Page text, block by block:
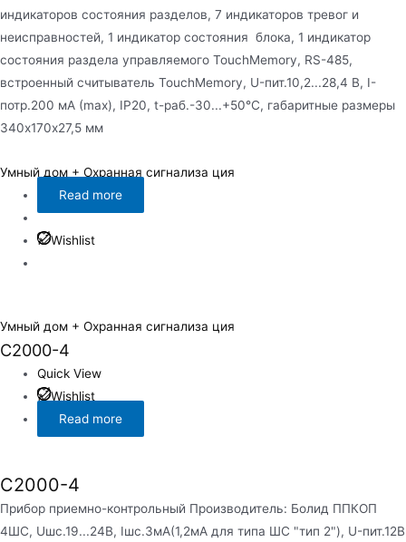
индикаторов состояния разделов, 7 индикаторов тревог и
неисправностей, 1 индикатор состояния блока, 1 индикатор
состояния раздела управляемого TouchMemory, RS-485,
встроенный считыватель TouchMemory, U-пит.10,2...28,4 В, I-
потр.200 мА (max), IP20, t-раб.-30...+50°С, габаритные размеры
340х170х27,5 мм
Умный дом + Охранная сигнализа ция
Read more
Wishlist
Умный дом + Охранная сигнализа ция
С2000-4
Quick View
Wishlist
Read more
С2000-4
Прибор приемно-контрольный Производитель: Болид ППКОП
4ШС, Uшс.19...24В, Iшс.3мА(1,2мА для типа ШС "тип 2"), U-пит.12В